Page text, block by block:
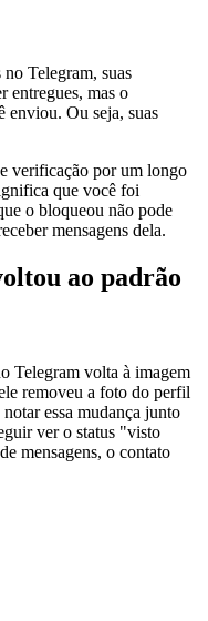
Telegram, suas
entregues, mas o
enviou. Ou seja, suas
verificação por um longo
que você foi
o bloqueou não pode
mensagens dela.
ao padrão
Telegram volta à imagem
removeu a foto do perfil
essa mudança junto
ver o status "visto
mensagens, o contato